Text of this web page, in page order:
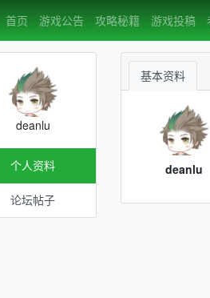
首页 游戏公告 攻略秘籍 游戏投稿
deanlu
个人资料
论坛帖子
基本资料
deanlu